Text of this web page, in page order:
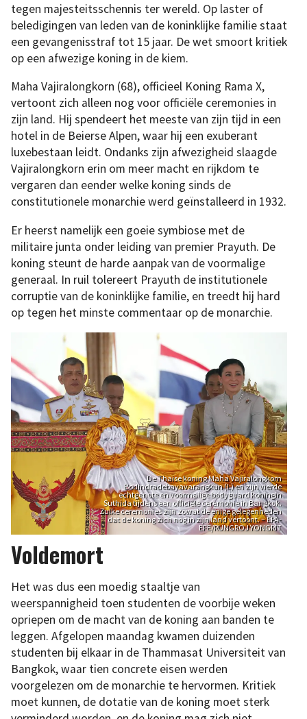
tegen majesteitsschennis ter wereld. Op laster of
beledigingen van leden van de koninklijke familie staat
een gevangenisstraf tot 15 jaar. De wet smoort kritiek
op een afwezige koning in de kiem.
Maha Vajiralongkorn (68), officieel Koning Rama X,
vertoont zich alleen nog voor officiële ceremonies in
zijn land. Hij spendeert het meeste van zijn tijd in een
hotel in de Beierse Alpen, waar hij een exuberant
luxebestaan leidt. Ondanks zijn afwezigheid slaagde
Vajiralongkorn erin om meer macht en rijkdom te
vergaren dan eender welke koning sinds de
constitutionele monarchie werd geïnstalleerd in 1932.
Er heerst namelijk een goeie symbiose met de
militaire junta onder leiding van premier Prayuth. De
koning steunt de harde aanpak van de voormalige
generaal. In ruil tolereert Prayuth de institutionele
corruptie van de koninklijke familie, en treedt hij hard
op tegen het minste commentaar op de monarchie.
De Thaise koning Maha Vajiralongkorn
Bodindradebayavarangkun (L) en zijn vierde
echtgenote en voormalige bodyguard koningin
Suthida tijdens een officiële ceremonie in Bangkok.
Zulke ceremonies zijn zowat de enige gelegenheden
dat de koning zich nog in zijn land vertoont. – EPA-
EFE/RUNGROJ YONGRIT
Voldemort
Het was dus een moedig staaltje van
weerspannigheid toen studenten de voorbije weken
opriepen om de macht van de koning aan banden te
leggen. Afgelopen maandag kwamen duizenden
studenten bij elkaar in de Thammasat Universiteit van
Bangkok, waar tien concrete eisen werden
voorgelezen om de monarchie te hervormen. Kritiek
moet kunnen, de dotatie van de koning moet sterk